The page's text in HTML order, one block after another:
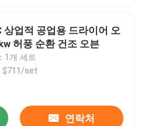
상업적 공업용 드라이어 오
허풍 순환 건조 오븐
1개 세트
$711/set
연락처